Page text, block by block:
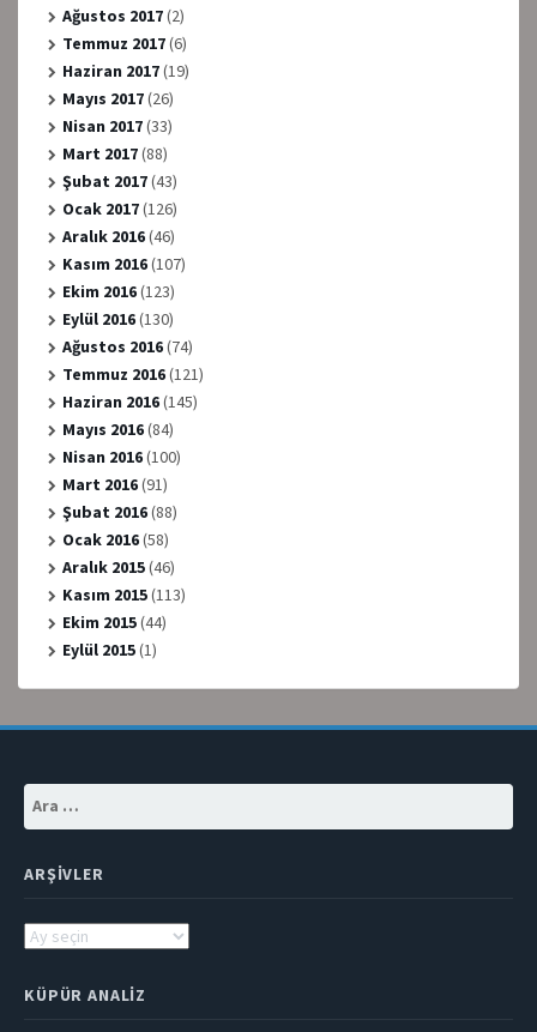
Ağustos 2017(2)
Temmuz 2017(6)
Haziran 2017(19)
Mayıs 2017(26)
Nisan 2017(33)
Mart 2017(88)
Şubat 2017(43)
Ocak 2017(126)
Aralık 2016(46)
Kasım 2016(107)
Ekim 2016(123)
Eylül 2016(130)
Ağustos 2016(74)
Temmuz 2016(121)
Haziran 2016(145)
Mayıs 2016(84)
Nisan 2016(100)
Mart 2016(91)
Şubat 2016(88)
Ocak 2016(58)
Aralık 2015(46)
Kasım 2015(113)
Ekim 2015(44)
Eylül 2015(1)
Arama:
ARŞIVLER
Arşivler
KÜPÜR ANALIZ